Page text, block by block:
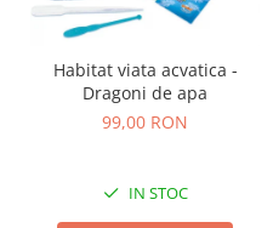
Habitat viata acvatica -
Dragoni de apa
99,00 RON
IN STOC